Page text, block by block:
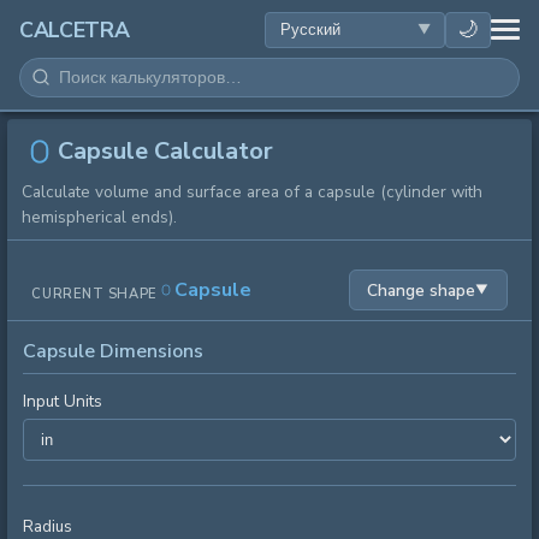
CALCETRA 🌙
МАТЕМАТИКА
ПРЕОБРАЗОВАНИЯ
НАУКА
ПОВСЕДНЕВНОЕ
ДРУГИЕ ИНСТРУМЕНТЫ
Capsule Calculator
Calculate volume and surface area of a capsule (cylinder with
hemispherical ends).
CURRENT SHAPE Capsule Change shape▼
Capsule Dimensions
Input Units
Radius